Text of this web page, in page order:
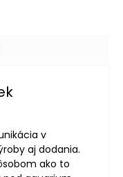
5 z 5 hvězdiček.
v
aj dodania.
ako to